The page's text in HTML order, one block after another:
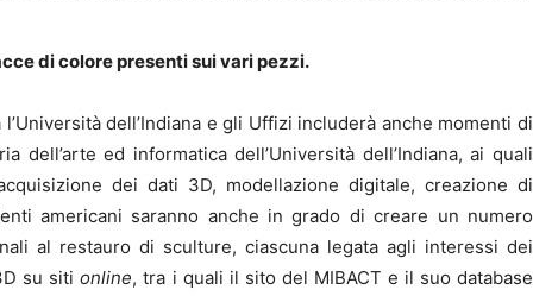
di colore presenti sui vari pezzi.
dell’Indiana e gli Uffizi includerà anche momenti di
dell’arte ed informatica dell’Università dell’Indiana, ai quali
dei dati 3D, modellazione digitale, creazione di
americani saranno anche in grado di creare un numero
al restauro di sculture, ciascuna legata agli interessi dei
su sitionline, tra i quali il sito del MIBACT e il suo database